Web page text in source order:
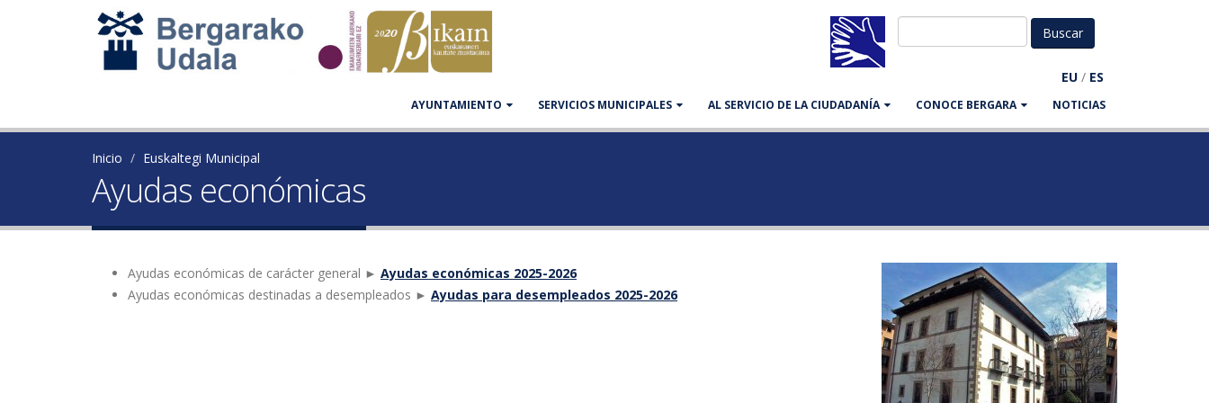
EU / ES
AYUNTAMIENTO SERVICIOS MUNICIPALES AL SERVICIO DE LA CIUDADANÍA CONOCE BERGARA NOTICIAS
Inicio Euskaltegi Municipal
Ayudas económicas
Ayudas económicas de carácter general ► Ayudas económicas 2025-2026
Ayudas económicas destinadas a desempleados ► Ayudas para desempleados 2025-2026